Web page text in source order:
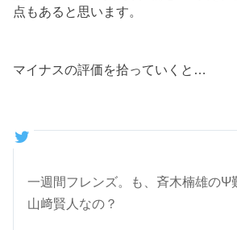
点もあると思います。
マイナスの評価を拾っていくと…
一週間フレンズ。も、斉木楠雄のΨ
山﨑賢人なの？